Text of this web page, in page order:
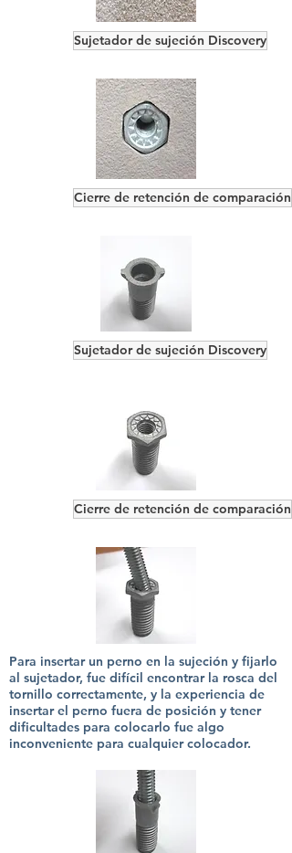
Sujetador de sujeción Discovery
Cierre de retención de comparación
Sujetador de sujeción Discovery
Cierre de retención de comparación
Para insertar un perno en la sujeción y fijarlo
al sujetador, fue difícil encontrar la rosca del
tornillo correctamente, y la experiencia de
insertar el perno fuera de posición y tener
dificultades para colocarlo fue algo
inconveniente para cualquier colocador.